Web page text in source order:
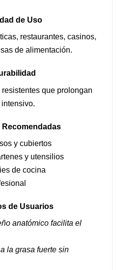
de Uso
restaurantes, casinos,
de alimentación.
que prolongan
y cubiertos
y utensilios
de cocina
de Usuarios
anatómico facilita el
la grasa fuerte sin